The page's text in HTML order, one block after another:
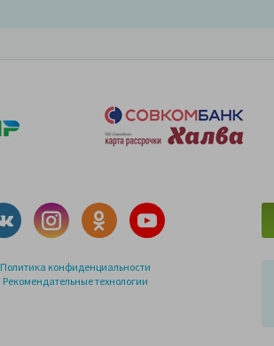
Политика конфиденциальности
Рекомендательные технологии